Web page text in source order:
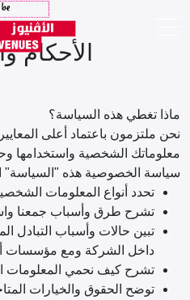
الأحكام
ماذا تغطي هذه السياسة؟
نحن ملتزمون باعتماد أعلى
معلوماتك الشخصية واستخدامها
سياسة الخصوصية هذه "السياسة"
تحدد أنواع المعلومات
تشرح طرق وأسباب جمعنا
تبين حالات وأسباب التبادل
داخل الشركة ومع مؤسسات
تشرح كيف نحمي المعلومات
توضح الحقوق والخيارات